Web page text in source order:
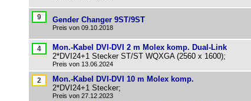
Gender Changer 9ST/9ST
Preis von 09.10.2018
Mon.-Kabel DVI-DVI 2 m Molex komp. Dual-Link
2*DVI24+1 Stecker ST/ST WQXGA (2560 x 1600);
Preis von 13.06.2024
Mon.-Kabel DVI-DVI 10 m Molex komp.
2*DVI24+1 Stecker;
Preis von 27.12.2023